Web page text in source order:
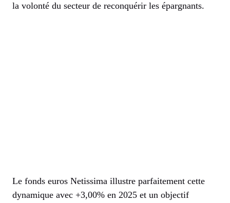
la volonté du secteur de reconquérir les épargnants.
Le fonds euros Netissima illustre parfaitement cette
dynamique avec +3,00% en 2025 et un objectif